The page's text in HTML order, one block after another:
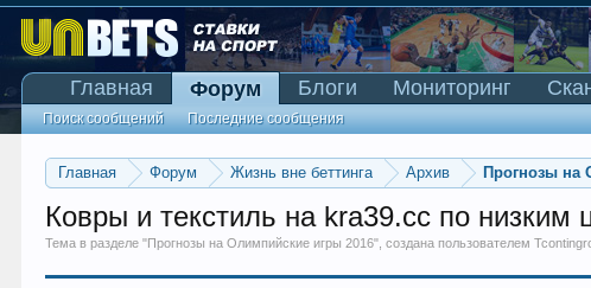
Главная Форум Жизнь вне беттинга Архив Прогнозы на
Ковры и текстиль на kra39.cc по
Тема в разделе "Прогнозы на Олимпийские игры 2016", создана пользователем
Главная Форум
Поиск сообщений Последние сообщения
Блоги Мониторинг